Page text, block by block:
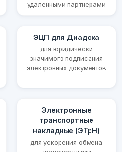
удаленными партнерами
ЭЦП для Диадока
для юридически
значимого подписания
электронных документов
Электронные
транспортные
накладные (ЭТрН)
для ускорения обмена